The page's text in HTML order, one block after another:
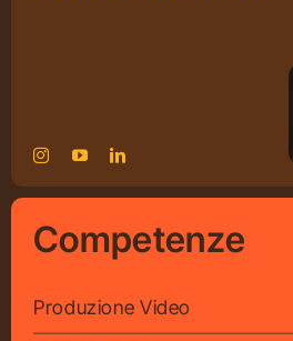
Competenze
Produzione Video